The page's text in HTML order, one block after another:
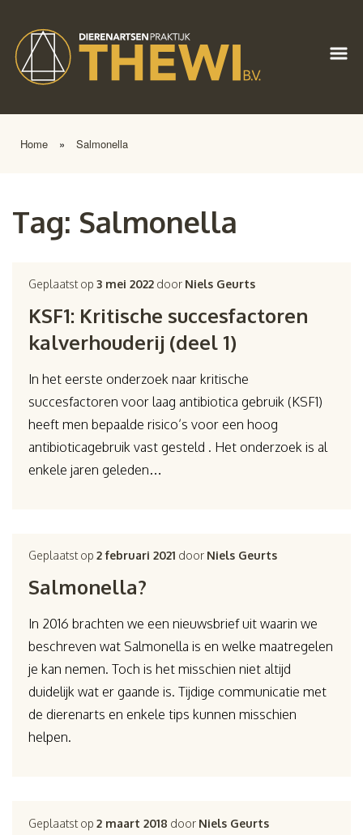
Home » Salmonella
Tag: Salmonella
Geplaatst op3 mei 2022 door Niels Geurts
KSF1: Kritische succesfactoren
kalverhouderij (deel 1)
In het eerste onderzoek naar kritische
succesfactoren voor laag antibiotica gebruik (KSF1)
heeft men bepaalde risico’s voor een hoog
antibioticagebruik vast gesteld . Het onderzoek is al
enkele jaren geleden…
Geplaatst op2 februari 2021 door Niels Geurts
Salmonella?
In 2016 brachten we een nieuwsbrief uit waarin we
beschreven wat Salmonella is en welke maatregelen
je kan nemen. Toch is het misschien niet altijd
duidelijk wat er gaande is. Tijdige communicatie met
de dierenarts en enkele tips kunnen misschien
helpen.
Geplaatst op2 maart 2018 door Niels Geurts